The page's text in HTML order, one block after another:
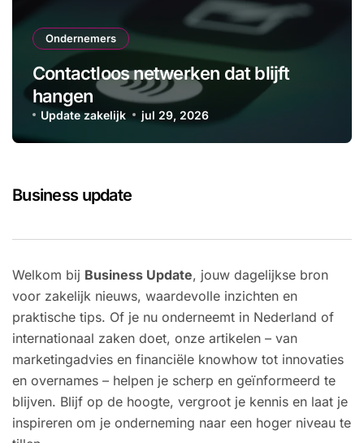
Ondernemers
Contactloos netwerken dat blijft
hangen
Update zakelijk jul 29, 2026
Business update
Welkom bij Business Update, jouw dagelijkse bron
voor zakelijk nieuws, waardevolle inzichten en
praktische tips. Of je nu onderneemt in Nederland of
internationaal zaken doet, onze artikelen – van
marketingadvies en financiële knowhow tot innovaties
en overnames – helpen je scherp en geïnformeerd te
blijven. Blijf op de hoogte, vergroot je kennis en laat je
inspireren om je onderneming naar een hoger niveau te